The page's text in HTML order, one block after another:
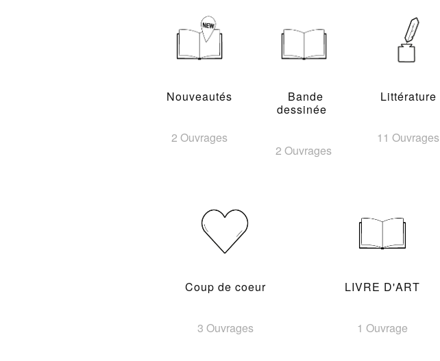
Nouveautés
2 Ouvrages
Bande
dessinée
2 Ouvrages
Littérature
11 Ouvrages
Coup de coeur
3 Ouvrages
LIVRE D'ART
1 Ouvrage